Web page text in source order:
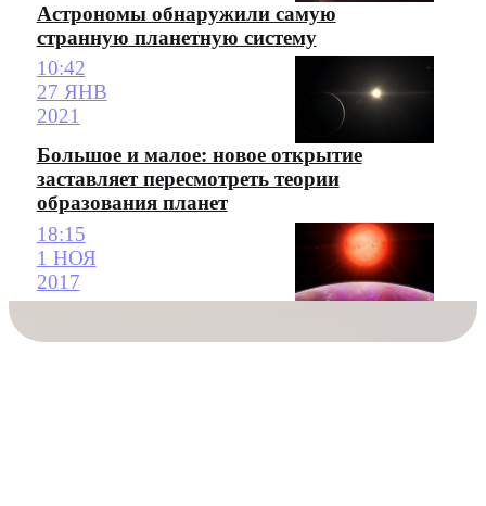
Астрономы обнаружили самую
странную планетную систему
10:42
27 ЯНВ
2021
Большое и малое: новое открытие
заставляет пересмотреть теории
образования планет
18:15
1 НОЯ
2017